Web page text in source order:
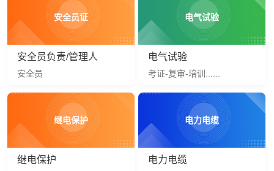
安全员证
安全员负责/管理人
安全员
电气试验
电气试验
考证-复审-培训......
继电保护
继电保护
电力电缆
电力电缆